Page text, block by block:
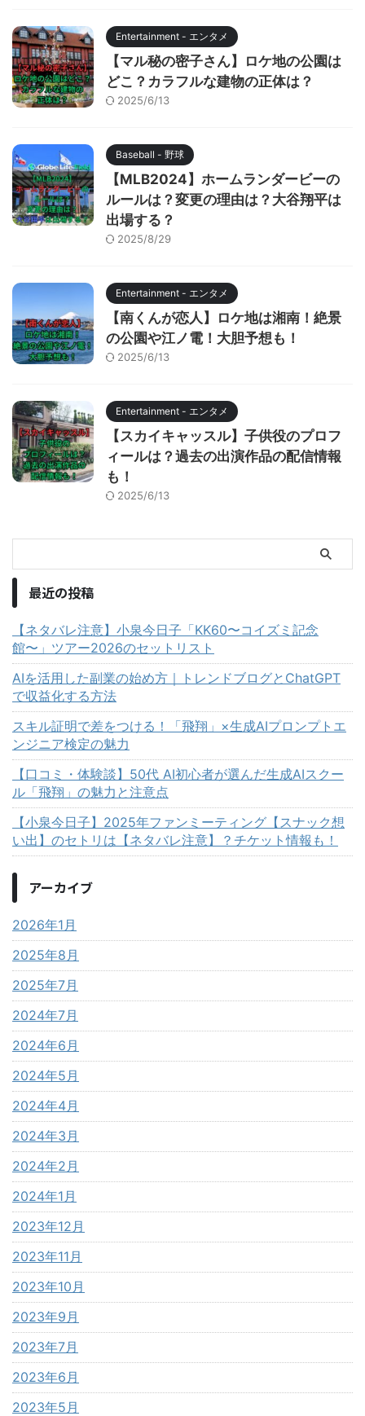
Entertainment - エンタメ
【マル秘の密子さん】ロケ地の公園は
どこ？カラフルな建物の正体は？
2025/6/13
Baseball - 野球
【MLB2024】ホームランダービーの
ルールは？変更の理由は？大谷翔平は
出場する？
2025/8/29
Entertainment - エンタメ
【南くんが恋人】ロケ地は湘南！絶景
の公園や江ノ電！大胆予想も！
2025/6/13
Entertainment - エンタメ
【スカイキャッスル】子供役のプロフ
ィールは？過去の出演作品の配信情報
も！
2025/6/13
最近の投稿
【ネタバレ注意】小泉今日子「KK60〜コイズミ記念
館〜」ツアー2026のセットリスト
AIを活用した副業の始め方｜トレンドブログとChatGPT
で収益化する方法
スキル証明で差をつける！「飛翔」×生成AIプロンプトエ
ンジニア検定の魅力
【口コミ・体験談】50代 AI初心者が選んだ生成AIスクー
ル「飛翔」の魅力と注意点
【小泉今日子】2025年ファンミーティング【スナック想
い出】のセトリは【ネタバレ注意】？チケット情報も！
アーカイブ
2026年1月
2025年8月
2025年7月
2024年7月
2024年6月
2024年5月
2024年4月
2024年3月
2024年2月
2024年1月
2023年12月
2023年11月
2023年10月
2023年9月
2023年7月
2023年6月
2023年5月